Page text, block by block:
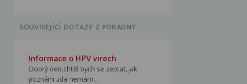
SOUVISEJÍCÍ DOTAZY Z PORADNY
Informace o HPV virech
Dobrý den,chtěl bych se zeptat,jak
poznám zda nemám...